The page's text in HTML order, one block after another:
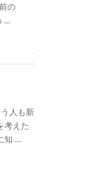
の
…
人も新
考えた
知 …